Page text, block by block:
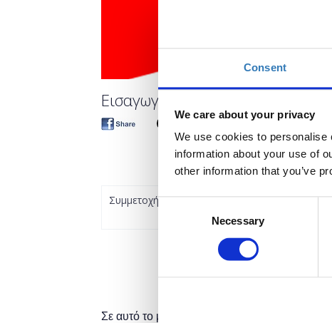
Consent
We care about your privacy
We use cookies to
information about your use of
other information that you’ve
Consent
Necessary
Εισαγωγή στη CSS - BC FE
Συμμετοχή
Σε αυτό το μάθημα θα δούμε πώς μας